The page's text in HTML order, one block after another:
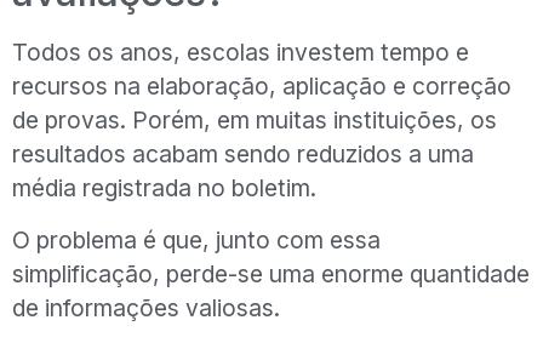
Todos os anos, escolas investem tempo e
recursos na elaboração, aplicação e correção
de provas. Porém, em muitas instituições, os
resultados acabam sendo reduzidos a uma
média registrada no boletim.
O problema é que, junto com essa
simplificação, perde-se uma enorme quantidade
de informações valiosas.